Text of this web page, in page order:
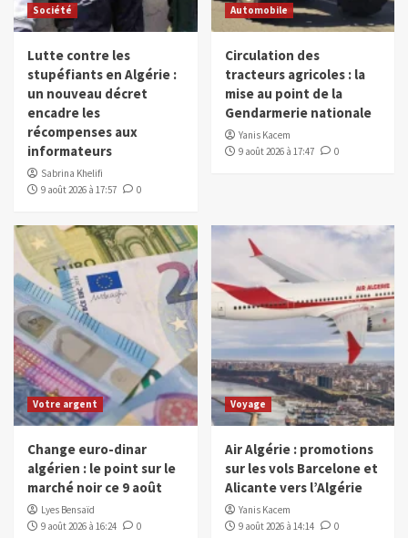
Société
Lutte contre les
stupéfiants en Algérie :
un nouveau décret
encadre les
récompenses aux
informateurs
Sabrina Khelifi
9 août 2026 à 17:57
0
Automobile
Circulation des
tracteurs agricoles : la
mise au point de la
Gendarmerie nationale
Yanis Kacem
9 août 2026 à 17:47
0
Votre argent
Change euro-dinar
algérien : le point sur le
marché noir ce 9 août
Lyes Bensaïd
9 août 2026 à 16:24
0
Voyage
Air Algérie : promotions
sur les vols Barcelone et
Alicante vers l’Algérie
Yanis Kacem
9 août 2026 à 14:14
0